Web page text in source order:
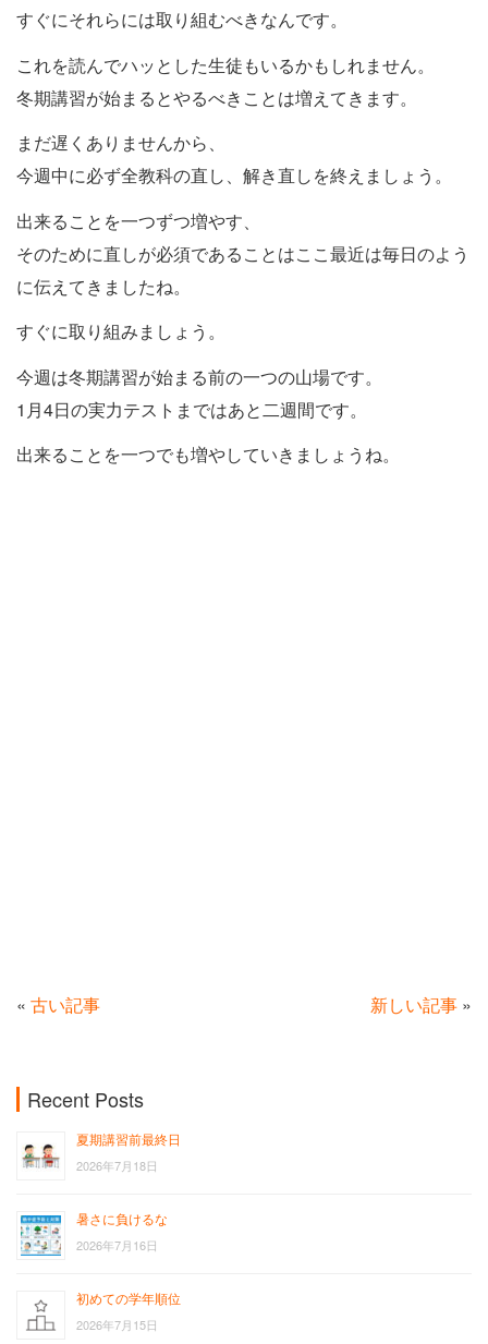
すぐにそれらには取り組むべきなんです。
これを読んでハッとした生徒もいるかもしれません。
冬期講習が始まるとやるべきことは増えてきます。
まだ遅くありませんから、
今週中に必ず全教科の直し、解き直しを終えましょう。
出来ることを一つずつ増やす、
そのために直しが必須であることはここ最近は毎日のよう
に伝えてきましたね。
すぐに取り組みましょう。
今週は冬期講習が始まる前の一つの山場です。
1月4日の実力テストまではあと二週間です。
出来ることを一つでも増やしていきましょうね。
« 古い記事 新しい記事 »
Recent Posts
夏期講習前最終日
2026年7月18日
暑さに負けるな
2026年7月16日
初めての学年順位
2026年7月15日